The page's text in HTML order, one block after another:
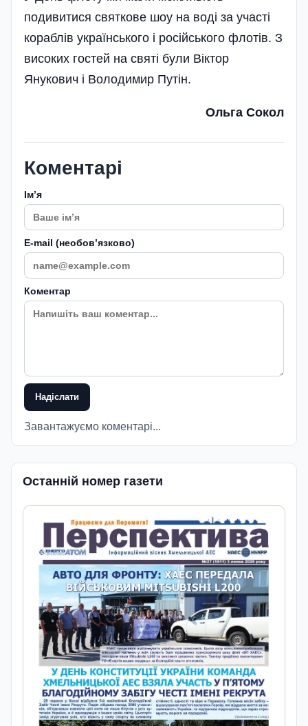
подивитися святкове шоу на воді за участі
кораблів українського і російського флотів. З
високих гостей на святі були Віктор
Янукович і Володимир Путін.
Ольга Сокол
Коментарі
Імʼя
E-mail (необовʼязково)
Коментар
Надіслати
Завантажуємо коментарі...
Останній номер газети